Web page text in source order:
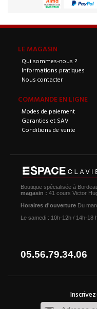
LE MAGASIN
Qui sommes-nous ?
Informations pratiques
Nous contacter
COMMANDE EN LIGNE
Modes de paiement
Garanties et SAV
Conditions de vente
Boutique spécialisée à
magasin : 41 cours Victor
Horaires d'ouverture Du
Le samedi : 10h-12h / 14h-18
05.56.79.34.06